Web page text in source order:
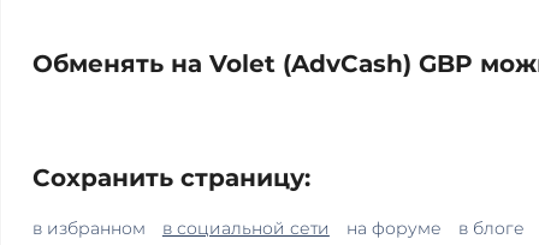
Обменять на Volet (AdvCash) GBP
Сохранить страницу:
в избранном в социальной сети на форуме в блоге